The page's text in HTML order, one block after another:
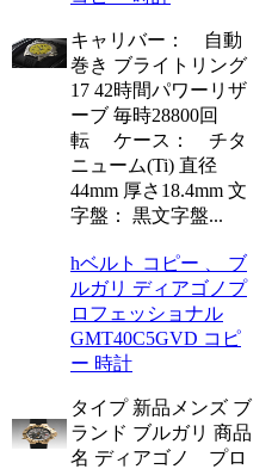
キャリバー： 自動
巻き ブライトリング
17 42時間パワーリザ
ーブ 毎時28800回
転 ケース： チタ
ニューム(Ti) 直径
44mm 厚さ18.4mm 文
字盤： 黒文字盤...
hベルト コピー 、 ブ
ルガリ ディアゴノプ
ロフェッショナル
GMT40C5GVD コピ
ー 時計
タイプ 新品メンズ ブ
ランド ブルガリ 商品
名 ディアゴノ プロ